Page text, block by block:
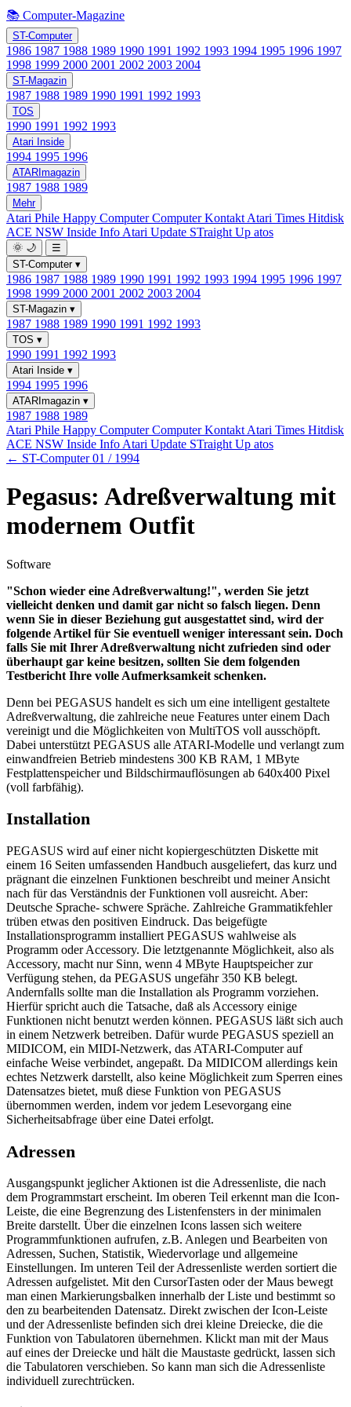
📚 Computer-Magazine
ST-Computer
1986 1987 1988 1989 1990 1991 1992 1993 1994 1995 1996 1997
1998 1999 2000 2001 2002 2003 2004
ST-Magazin
1987 1988 1989 1990 1991 1992 1993
TOS
1990 1991 1992 1993
Atari Inside
1994 1995 1996
ATARImagazin
1987 1988 1989
Mehr
Atari Phile Happy ComputerComputer Kontakt Atari Times Hitdisk
ACE NSW Inside Info Atari Update STraight Up atos
🌞 🌙
☰
ST-Computer ▾
1986 1987 1988 1989 1990 1991 1992 1993 1994 1995 1996 1997
1998 1999 2000 2001 2002 2003 2004
ST-Magazin ▾
1987 1988 1989 1990 1991 1992 1993
TOS ▾
1990 1991 1992 1993
Atari Inside ▾
1994 1995 1996
ATARImagazin ▾
1987 1988 1989
Atari Phile Happy ComputerComputer Kontakt Atari Times Hitdisk
ACE NSW Inside Info Atari Update STraight Up atos
← ST-Computer 01 / 1994
Pegasus: Adreßverwaltung mit
modernem Outfit
Software
"Schon wieder eine Adreßverwaltung!", werden Sie jetzt
vielleicht denken und damit gar nicht so falsch liegen. Denn
wenn Sie in dieser Beziehung gut ausgestattet sind, wird der
folgende Artikel für Sie eventuell weniger interessant sein. Doch
falls Sie mit Ihrer Adreßverwaltung nicht zufrieden sind oder
überhaupt gar keine besitzen, sollten Sie dem folgenden
Testbericht Ihre volle Aufmerksamkeit schenken.
Denn bei PEGASUS handelt es sich um eine intelligent gestaltete
Adreßverwaltung, die zahlreiche neue Features unter einem Dach
vereinigt und die Möglichkeiten von MultiTOS voll ausschöpft.
Dabei unterstützt PEGASUS alle ATARI-Modelle und verlangt zum
einwandfreien Betrieb mindestens 300 KB RAM, 1 MByte
Festplattenspeicher und Bildschirmauflösungen ab 640x400 Pixel
(voll farbfähig).
Installation
PEGASUS wird auf einer nicht kopiergeschützten Diskette mit
einem 16 Seiten umfassenden Handbuch ausgeliefert, das kurz und
prägnant die einzelnen Funktionen beschreibt und meiner Ansicht
nach für das Verständnis der Funktionen voll ausreicht. Aber:
Deutsche Sprache- schwere Spräche. Zahlreiche Grammatikfehler
trüben etwas den positiven Eindruck. Das beigefügte
Installationsprogramm installiert PEGASUS wahlweise als
Programm oder Accessory. Die letztgenannte Möglichkeit, also als
Accessory, macht nur Sinn, wenn 4 MByte Hauptspeicher zur
Verfügung stehen, da PEGASUS ungefähr 350 KB belegt.
Andernfalls sollte man die Installation als Programm vorziehen.
Hierfür spricht auch die Tatsache, daß als Accessory einige
Funktionen nicht benutzt werden können. PEGASUS läßt sich auch
in einem Netzwerk betreiben. Dafür wurde PEGASUS speziell an
MIDICOM, ein MIDI-Netzwerk, das ATARI-Computer auf
einfache Weise verbindet, angepaßt. Da MIDICOM allerdings kein
echtes Netzwerk darstellt, also keine Möglichkeit zum Sperren eines
Datensatzes bietet, muß diese Funktion von PEGASUS
übernommen werden, indem vor jedem Lesevorgang eine
Sicherheitsabfrage über eine Datei erfolgt.
Adressen
Ausgangspunkt jeglicher Aktionen ist die Adressenliste, die nach
dem Programmstart erscheint. Im oberen Teil erkennt man die Icon-
Leiste, die eine Begrenzung des Listenfensters in der minimalen
Breite darstellt. Über die einzelnen Icons lassen sich weitere
Programmfunktionen aufrufen, z.B. Anlegen und Bearbeiten von
Adressen, Suchen, Statistik, Wiedervorlage und allgemeine
Einstellungen. Im unteren Teil der Adressenliste werden sortiert die
Adressen aufgelistet. Mit den CursorTasten oder der Maus bewegt
man einen Markierungsbalken innerhalb der Liste und bestimmt so
den zu bearbeitenden Datensatz. Direkt zwischen der Icon-Leiste
und der Adressenliste befinden sich drei kleine Dreiecke, die die
Funktion von Tabulatoren übernehmen. Klickt man mit der Maus
auf eines der Dreiecke und hält die Maustaste gedrückt, lassen sich
die Tabulatoren verschieben. So kann man sich die Adressenliste
individuell zurechtrücken.